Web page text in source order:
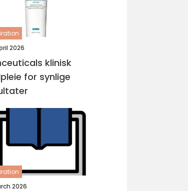
2026
klinisk
for synlige
2026